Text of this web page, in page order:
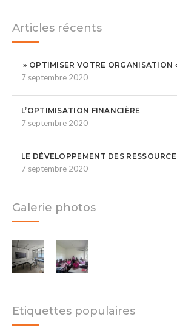
Articles récents
» OPTIMISER VOTRE ORGANISATION
7 septembre 2020
L’OPTIMISATION FINANCIÈRE
7 septembre 2020
LE DÉVELOPPEMENT DES
7 septembre 2020
Galerie photos
Etiquettes populaires